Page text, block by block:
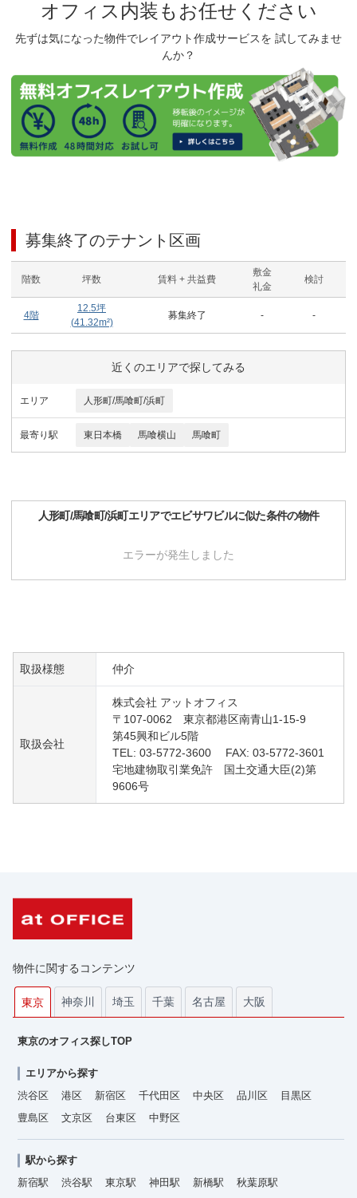
オフィス内装もお任せください
先ずは気になった物件でレイアウト作成サービスを 試してみませ
んか？
募集終了のテナント区画
階数 坪数 賃料 + 共益費
敷金
礼金
検討
4階
12.5坪
(41.32m²)
募集終了 - -
近くのエリアで探してみる
エリア 人形町/馬喰町/浜町
最寄り駅 東日本橋 馬喰横山 馬喰町
人形町/馬喰町/浜町エリアでエビサワビルに似た条件の物件
エラーが発生しました
取扱様態 仲介
取扱会社
株式会社 アットオフィス
〒107-0062 東京都港区南青山1-15-9
第45興和ビル5階
TEL: 03-5772-3600 FAX: 03-5772-3601
宅地建物取引業免許 国土交通大臣(2)第
9606号
物件に関するコンテンツ
東京 神奈川 埼玉 千葉 名古屋 大阪
東京のオフィス探しTOP
エリアから探す
渋谷区
港区 新宿区 千代田区 中央区 品川区
目黒区
豊島区
文京区 台東区 中野区
駅から探す
新宿駅
渋谷駅 東京駅 神田駅 新橋駅
秋葉原駅